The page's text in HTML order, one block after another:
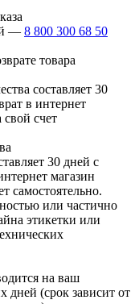
— 8 800 300 68 50
товара
составляет 30
в интернет
свой счет
30 дней с
магазин
самостоятельно.
или частично
этикетки или
на ваш
дней (срок зависит от